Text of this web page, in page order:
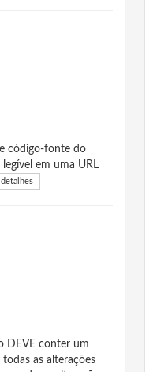
código-fonte do
em uma URL
DEVE conter um
as alterações